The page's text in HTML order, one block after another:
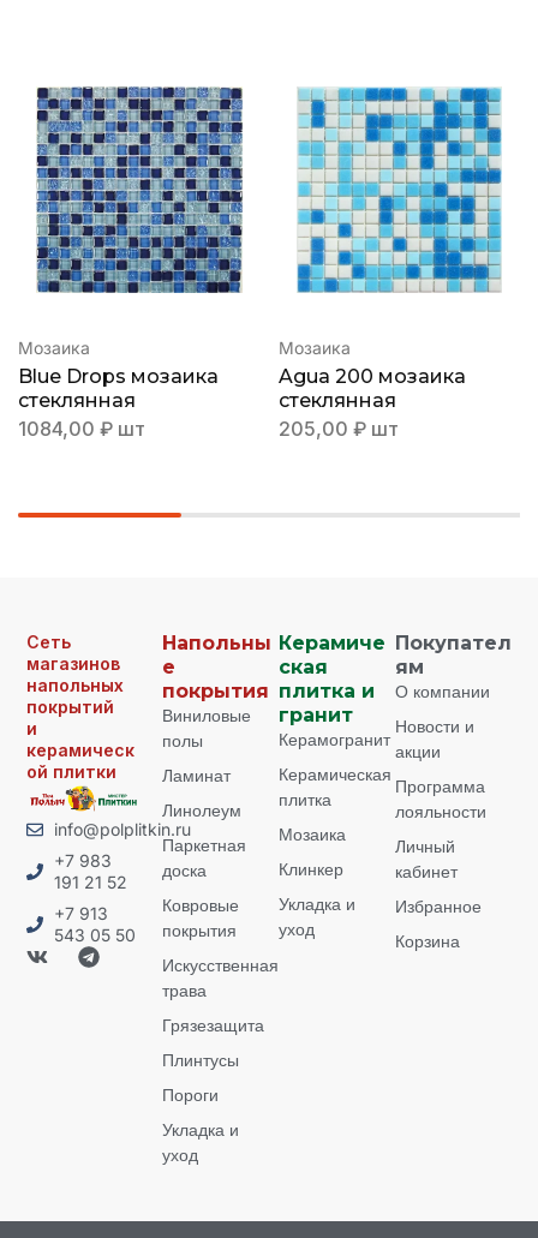
Мозаика
Blue Drops мозаика
стеклянная
1084,00 ₽ шт
Мозаика
Agua 200 мозаика
стеклянная
205,00 ₽ шт
Сеть
магазинов
напольных
покрытий
и
керамическ
ой плитки
info@polplitkin.ru
+7 983
191 21 52
+7 913
543 05 50
Напольны
е
покрытия
Виниловые
полы
Ламинат
Линолеум
Паркетная
доска
Ковровые
покрытия
Искусственная
трава
Грязезащита
Плинтусы
Пороги
Укладка и
уход
Керамиче
ская
плитка и
гранит
Керамогранит
Керамическая
плитка
Мозаика
Клинкер
Укладка и
уход
Покупател
ям
О компании
Новости и
акции
Программа
лояльности
Личный
кабинет
Избранное
Корзина